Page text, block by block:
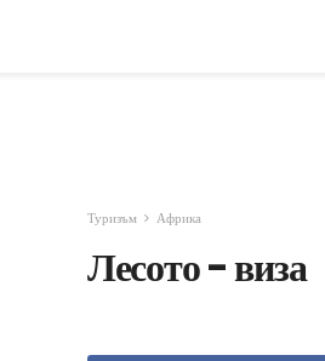
Туризъм Африка
Лесото - виза